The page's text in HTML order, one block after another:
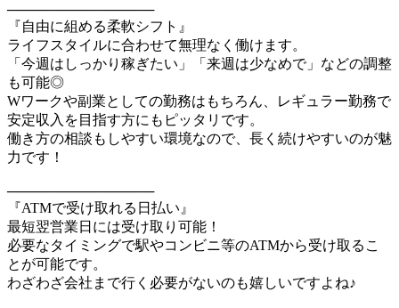
───────────────
『自由に組める柔軟シフト』
ライフスタイルに合わせて無理なく働けます。
「今週はしっかり稼ぎたい」「来週は少なめで」などの調整
も可能◎
Wワークや副業としての勤務はもちろん、レギュラー勤務で
安定収入を目指す方にもピッタリです。
働き方の相談もしやすい環境なので、長く続けやすいのが魅
力です！
───────────────
『ATMで受け取れる日払い』
最短翌営業日には受け取り可能！
必要なタイミングで駅やコンビニ等のATMから受け取るこ
とが可能です。
わざわざ会社まで行く必要がないのも嬉しいですよね♪